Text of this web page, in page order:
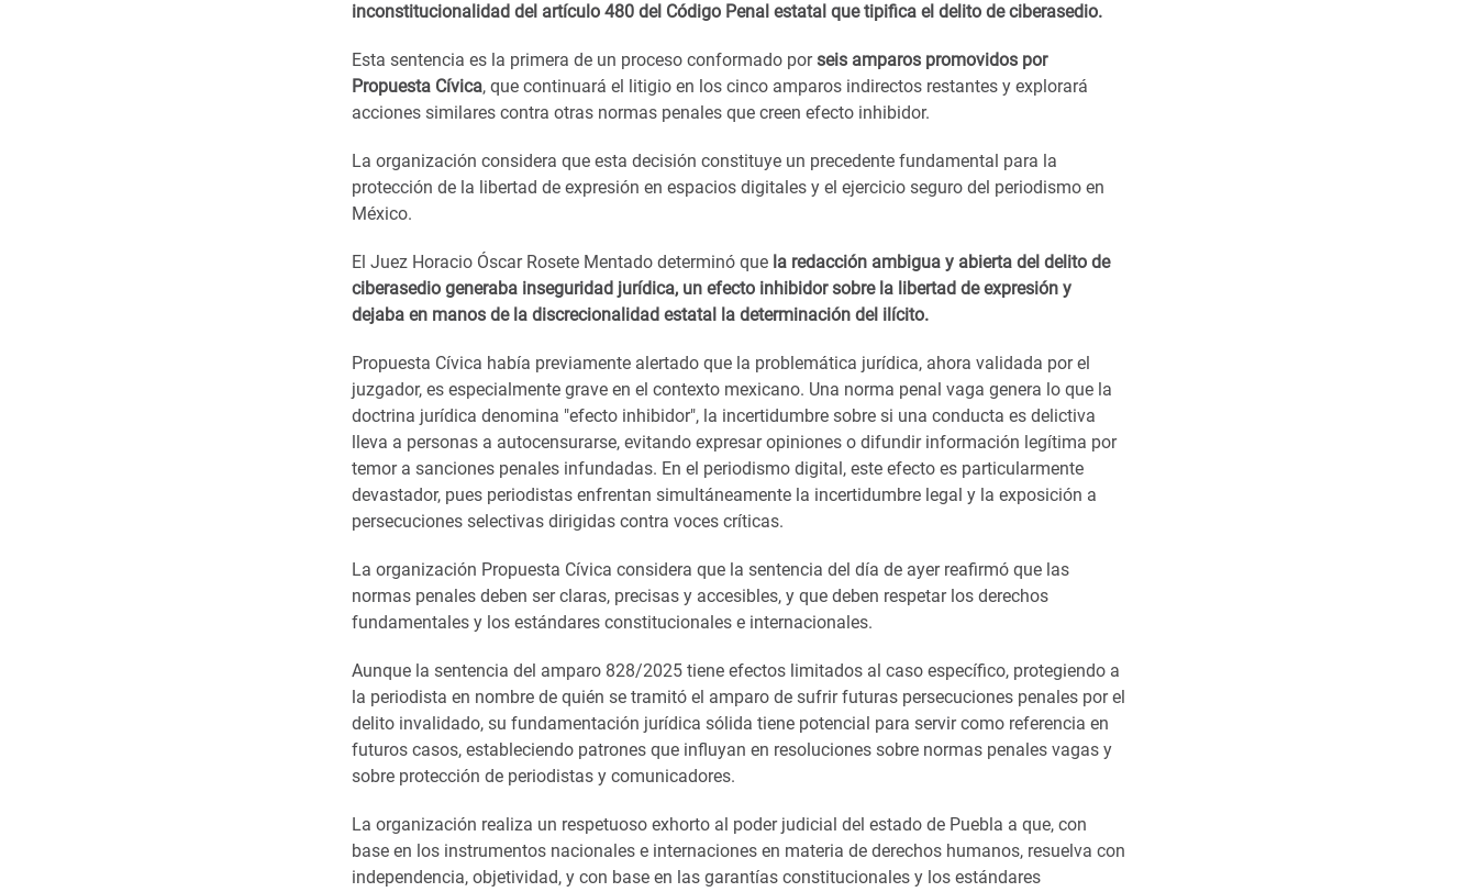
inconstitucionalidad del artículo 480 del Código Penal estatal que tipifica el delito de ciberasedio.
Esta sentencia es la primera de un proceso conformado por seis amparos promovidos por
Propuesta Cívica, que continuará el litigio en los cinco amparos indirectos restantes y explorará
acciones similares contra otras normas penales que creen efecto inhibidor.
La organización considera que esta decisión constituye un precedente fundamental para la
protección de la libertad de expresión en espacios digitales y el ejercicio seguro del periodismo en
México.
El Juez Horacio Óscar Rosete Mentado determinó que la redacción ambigua y abierta del delito de
ciberasedio generaba inseguridad jurídica, un efecto inhibidor sobre la libertad de expresión y
dejaba en manos de la discrecionalidad estatal la determinación del ilícito.
Propuesta Cívica había previamente alertado que la problemática jurídica, ahora validada por el
juzgador, es especialmente grave en el contexto mexicano. Una norma penal vaga genera lo que la
doctrina jurídica denomina "efecto inhibidor", la incertidumbre sobre si una conducta es delictiva
lleva a personas a autocensurarse, evitando expresar opiniones o difundir información legítima por
temor a sanciones penales infundadas. En el periodismo digital, este efecto es particularmente
devastador, pues periodistas enfrentan simultáneamente la incertidumbre legal y la exposición a
persecuciones selectivas dirigidas contra voces críticas.
La organización Propuesta Cívica considera que la sentencia del día de ayer reafirmó que las
normas penales deben ser claras, precisas y accesibles, y que deben respetar los derechos
fundamentales y los estándares constitucionales e internacionales.
Aunque la sentencia del amparo 828/2025 tiene efectos limitados al caso específico, protegiendo a
la periodista en nombre de quién se tramitó el amparo de sufrir futuras persecuciones penales por el
delito invalidado, su fundamentación jurídica sólida tiene potencial para servir como referencia en
futuros casos, estableciendo patrones que influyan en resoluciones sobre normas penales vagas y
sobre protección de periodistas y comunicadores.
La organización realiza un respetuoso exhorto al poder judicial del estado de Puebla a que, con
base en los instrumentos nacionales e internaciones en materia de derechos humanos, resuelva con
independencia, objetividad, y con base en las garantías constitucionales y los estándares